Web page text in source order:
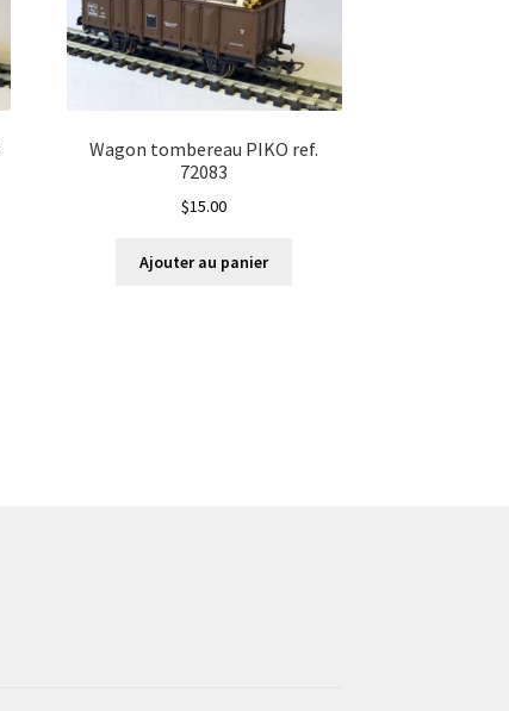
Wagon tombereau PIKO ref.
72083
$15.00
Ajouter au panier